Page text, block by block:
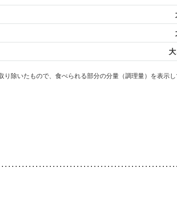
除いたもので、食べられる部分の分量（調理量）を表示し